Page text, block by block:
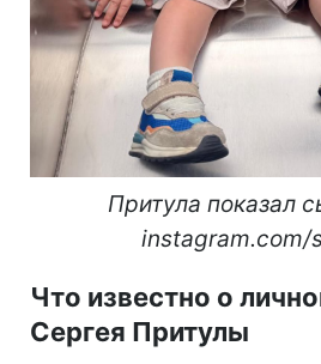
Притула показал
instagram.com/
Что известно о
Сергея Притулы